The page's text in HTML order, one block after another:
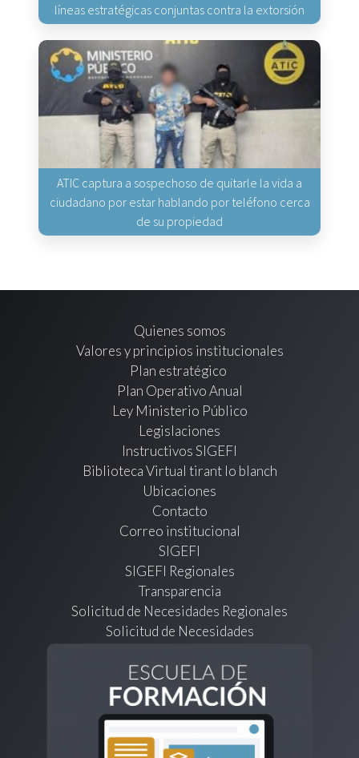
líneas estratégicas conjuntas contra la extorsión
ATIC captura a sospechoso de quitarle la vida a
ciudadano por estar hablando por teléfono cerca
de su propiedad
Quienes somos
Valores y principios institucionales
Plan estratégico
Plan Operativo Anual
Ley Ministerio Público
Legislaciones
Instructivos SIGEFI
Biblioteca Virtual tirant lo blanch
Ubicaciones
Contacto
Correo institucional
SIGEFI
SIGEFI Regionales
Transparencia
Solicitud de Necesidades Regionales
Solicitud de Necesidades